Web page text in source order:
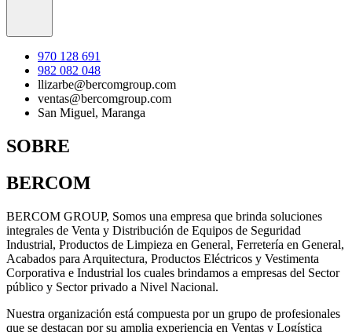
970 128 691
982 082 048
llizarbe@bercomgroup.com
ventas@bercomgroup.com
San Miguel, Maranga
SOBRE
BERCOM
BERCOM GROUP, Somos una empresa que brinda soluciones
integrales de Venta y Distribución de Equipos de Seguridad
Industrial, Productos de Limpieza en General, Ferretería en General,
Acabados para Arquitectura, Productos Eléctricos y Vestimenta
Corporativa e Industrial los cuales brindamos a empresas del Sector
público y Sector privado a Nivel Nacional.
Nuestra organización está compuesta por un grupo de profesionales
que se destacan por su amplia experiencia en Ventas y Logística